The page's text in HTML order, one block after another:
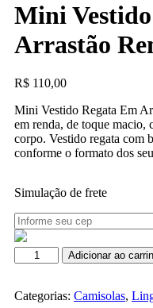
Mini
Arrastão
R$ 110,00
Mini Vestido Regata Em
em renda, de toque macio,
corpo. Vestido regata com
conforme o formato dos
Simulação de frete
Adicionar ao
Categorias: Camisolas,